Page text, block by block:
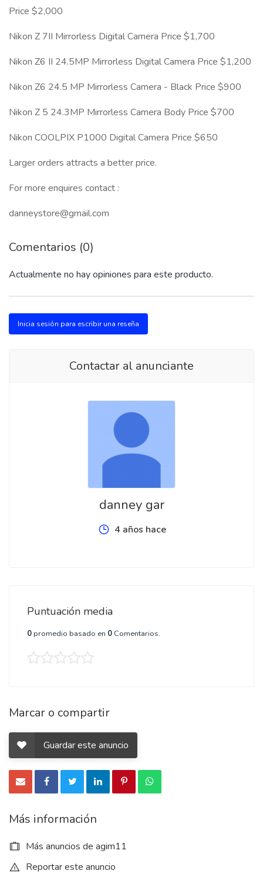
Price $2,000
Nikon Z 7II Mirrorless Digital Camera Price $1,700
Nikon Z6 II 24.5MP Mirrorless Digital Camera Price $1,200
Nikon Z6 24.5 MP Mirrorless Camera - Black Price $900
Nikon Z 5 24.3MP Mirrorless Camera Body Price $700
Nikon COOLPIX P1000 Digital Camera Price $650
Larger orders attracts a better price.
For more enquires contact :
danneystore@gmail.com
Comentarios (0)
Actualmente no hay opiniones para este producto.
Inicia sesión para escribir una reseña
Contactar al anunciante
danney gar
4 años hace
Puntuación media
0promedio basado en 0 Comentarios.
Marcar o compartir
Guardar este anuncio
Más información
Más anuncios de agim11
Reportar este anuncio